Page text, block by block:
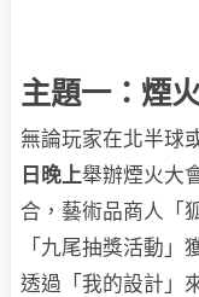
主題一：煙
無論玩家在北半球
日晚上舉辦煙火大
合，藝術品商人「
「九尾抽獎活動
透過「我的設計」